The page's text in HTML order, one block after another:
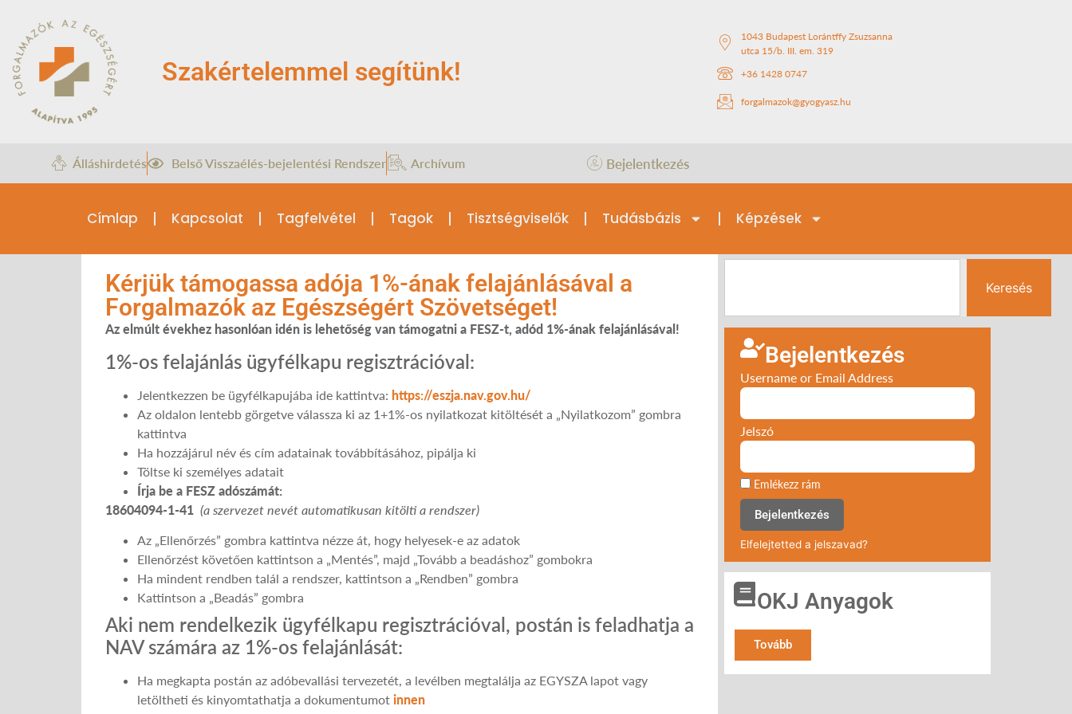
Szakértelemmel segítünk!
1043 Budapest Lorántffy Zsuzsanna
utca 15/b. III. em. 319
+36 1428 0747
forgalmazok@gyogyasz.hu
Álláshirdetés Belső Visszaélés-bejelentési Rendszer Archívum Bejelentkezés
Címlap Kapcsolat Tagfelvétel Tagok Tisztségviselők Tudásbázis Képzések
Kérjük támogassa adója 1%-ának felajánlásával a
Forgalmazók az Egészségért Szövetséget!
Az elmúlt évekhez hasonlóan idén is lehetőség van támogatni a FESZ-t, adód 1%-ának felajánlásával!
1%-os felajánlás ügyfélkapu regisztrációval:
Jelentkezzen be ügyfélkapujába ide kattintva: https://eszja.nav.gov.hu/
Az oldalon lentebb görgetve válassza ki az 1+1%-os nyilatkozat kitöltését a „Nyilatkozom” gombra
kattintva
Ha hozzájárul név és cím adatainak továbbításához, pipálja ki
Töltse ki személyes adatait
Írja be a FESZ adószámát:
18604094-1-41 (a szervezet nevét automatikusan kitölti a rendszer)
Az „Ellenőrzés” gombra kattintva nézze át, hogy helyesek-e az adatok
Ellenőrzést követően kattintson a „Mentés”, majd „Tovább a beadáshoz” gombokra
Ha mindent rendben talál a rendszer, kattintson a „Rendben” gombra
Kattintson a „Beadás” gombra
Aki nem rendelkezik ügyfélkapu regisztrációval, postán is feladhatja a
NAV számára az 1%-os felajánlását:
Ha megkapta postán az adóbevallási tervezetét, a levélben megtalálja az EGYSZA lapot vagy
letöltheti és kinyomtathatja a dokumentumot innen
Keresés
Bejelentkezés
Username or Email Address
Jelszó
Emlékezz rám
Bejelentkezés
Elfelejtetted a jelszavad?
OKJ Anyagok
Tovább